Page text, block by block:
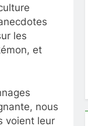
les
et
nous
voient leur